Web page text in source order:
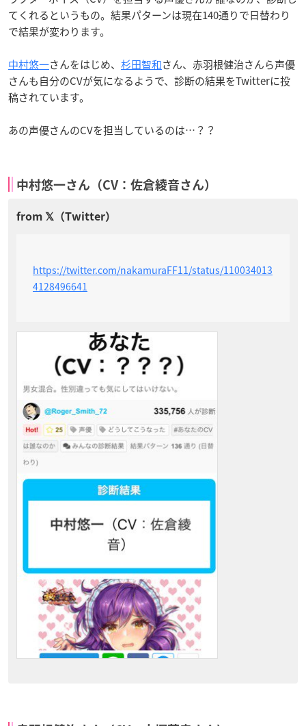
てくれるというもの。結果パターンは現在140通りで日替わり
で結果が変わります。
中村悠一さんをはじめ、 杉田智和さん、赤羽根健治さんら声優
さんも自分のCVが気になるようで、診断の結果をTwitterに投
稿されています。
あの声優さんのCVを担当しているのは…？？
中村悠一さん（CV：佐倉綾音さん）
https://twitter.com/nakamuraFF11/status/110034013
4128496641